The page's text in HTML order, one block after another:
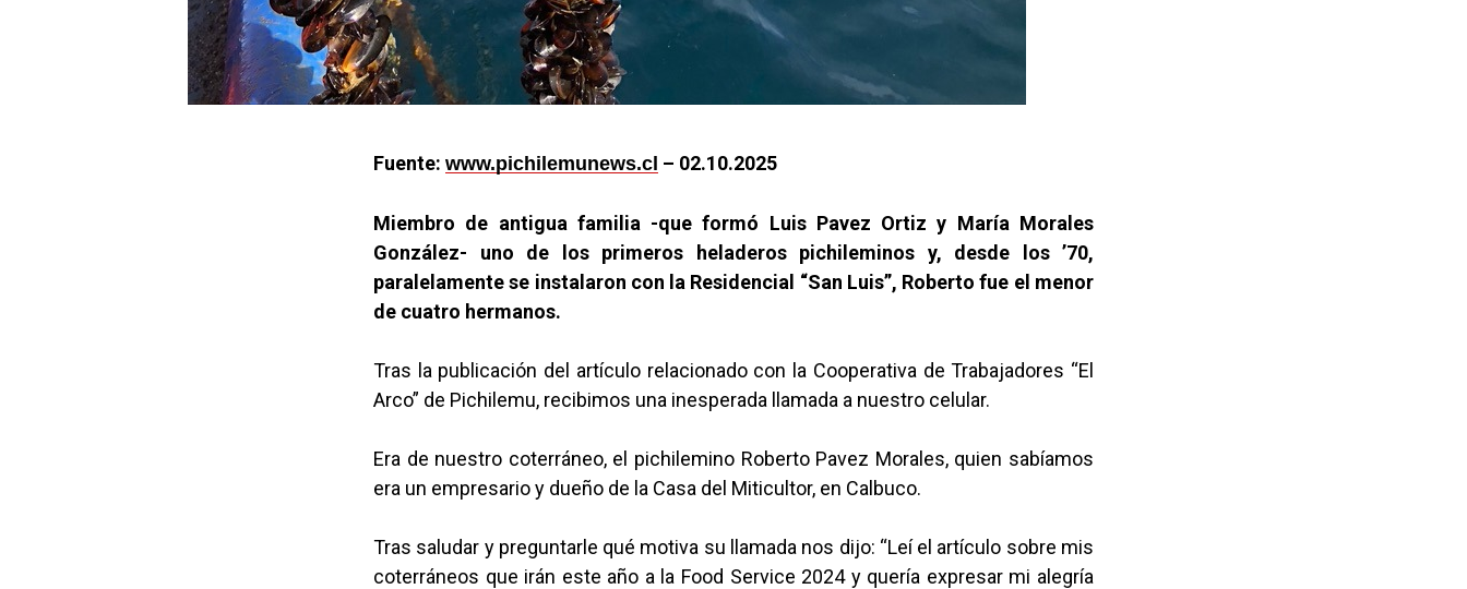
Fuente: www.pichilemunews.cl – 02.10.2025
Miembro de antigua familia -que formó Luis Pavez Ortiz y María Morales
González- uno de los primeros heladeros pichileminos y, desde los ’70,
paralelamente se instalaron con la Residencial “San Luis”, Roberto fue el menor
de cuatro hermanos.
Tras la publicación del artículo relacionado con la Cooperativa de Trabajadores “El
Arco” de Pichilemu, recibimos una inesperada llamada a nuestro celular.
Era de nuestro coterráneo, el pichilemino Roberto Pavez Morales, quien sabíamos
era un empresario y dueño de la Casa del Miticultor, en Calbuco.
Tras saludar y preguntarle qué motiva su llamada nos dijo: “Leí el artículo sobre mis
coterráneos que irán este año a la Food Service 2024 y quería expresar mi alegría